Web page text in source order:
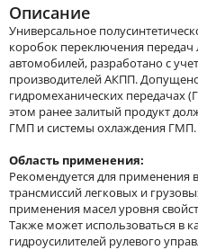
Описание
Универсальное
коробок переключения передач
автомобилей, разработано с
производителей АКПП.
гидромеханических передачах
этом ранее залитый продукт
ГМП и системы охлаждения ГМП.
Область применения:
Рекомендуется для применения
трансмиссий легковых и
применения масел уровня
Также может использоваться в
гидроусилителей рулевого